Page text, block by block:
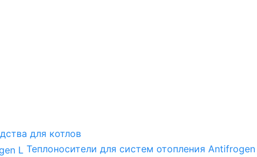
для котлов
Теплоносители для систем отопления